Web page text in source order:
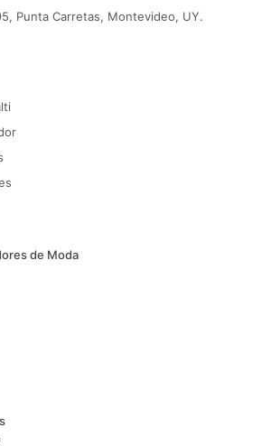
Punta Carretas, Montevideo, UY.
de Moda